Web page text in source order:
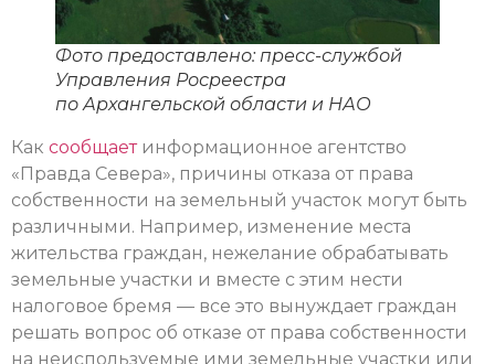
Фото предоставлено: пресс-службой
Управления Росреестра
по Архангельской области и НАО
Как сообщаетинформационное агентство
«Правда Севера», причины отказа от права
собственности на земельный участок могут быть
различными. Например, изменение места
жительства граждан, нежелание обрабатывать
земельные участки и вместе с этим нести
налоговое бремя — все это вынуждает граждан
решать вопрос об отказе от права собственности
на неиспользуемые ими земельные участки или